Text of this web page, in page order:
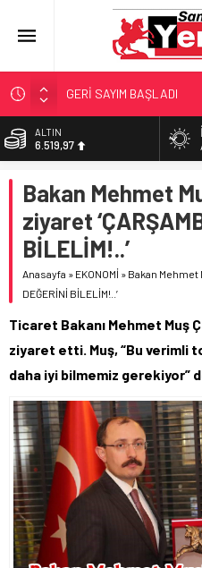
GERİ SAYIM BAŞLADI
SAMSUNSPOR’DA
‘BAFRA’YA YATIRIM YAPIN!’
YÖNETİCİ SEÇERKEN
ALTIN
6.519,97
13.798,82
DOLAR
47,7025
55,0112
Bakan Mehmet
ziyaret
BİLELİM!..’
Anasayfa » EKONOMİ » Bakan Mehmet
DEĞERİNİ BİLELİM!..’
Ticaret Bakanı Mehmet Muş
ziyaret etti. Muş, “Bu verimli
daha iyi bilmemiz gerekiyor”